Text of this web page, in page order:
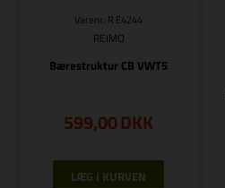
Varenr.: R E4244
REIMO
Bærestruktur CB VWT5
599,00DKK